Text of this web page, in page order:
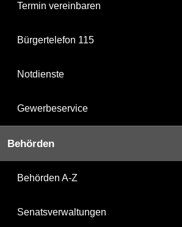
Termin vereinbaren
Bürgertelefon 115
Notdienste
Gewerbeservice
Behörden
Behörden A-Z
Senatsverwaltungen